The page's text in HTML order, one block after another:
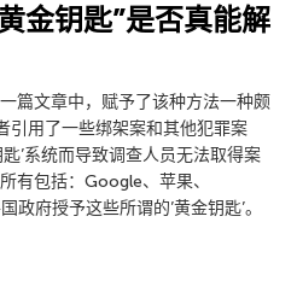
金钥匙”是否真能解
篇文章中，赋予了该种方法一种颇
引用了一些绑架案和其他犯罪案
’系统而导致调查人员无法取得案
有包括：Google、苹果、
府授予这些所谓的’黄金钥匙’。